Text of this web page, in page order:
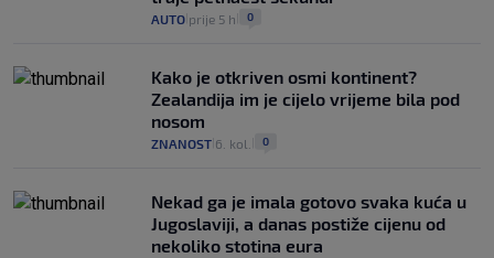
AUTO prije 5 h 0
Kako je otkriven osmi kontinent?
Zealandija im je cijelo vrijeme bila pod
nosom
ZNANOST 6. kol. 0
Nekad ga je imala gotovo svaka kuća u
Jugoslaviji, a danas postiže cijenu od
nekoliko stotina eura